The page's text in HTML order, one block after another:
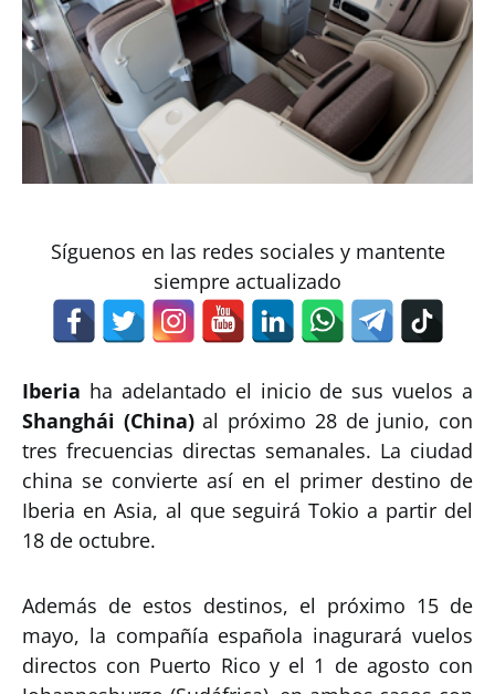
Síguenos en las redes sociales y mantente
siempre actualizado
Iberia ha adelantado el inicio de sus vuelos a
Shanghái (China)al próximo 28 de junio, con
tres frecuencias directas semanales. La ciudad
china se convierte así en el primer destino de
Iberia en Asia, al que seguirá Tokio a partir del
18 de octubre.
Además de estos destinos, el próximo 15 de
mayo, la compañía española inagurará vuelos
directos con Puerto Rico y el 1 de agosto con